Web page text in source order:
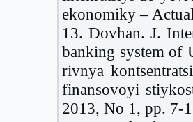
ekonomiky –
13. Dovhan. J.
banking system of
rivnya
finansovoyi
2013, No 1, pp. 7-